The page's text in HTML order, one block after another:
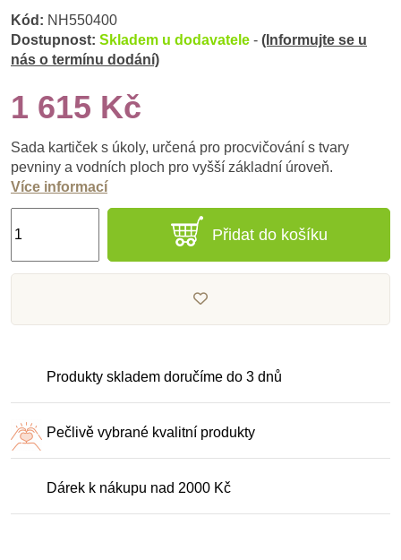
Kód: NH550400
Dostupnost: Skladem u dodavatele - (Informujte se u
nás o termínu dodání)
1 615 Kč
Sada kartiček s úkoly, určená pro procvičování s tvary
pevniny a vodních ploch pro vyšší základní úroveň.
Více informací
Přidat do košíku
Produkty skladem doručíme do 3 dnů
Pečlivě vybrané kvalitní produkty
Dárek k nákupu nad 2000 Kč